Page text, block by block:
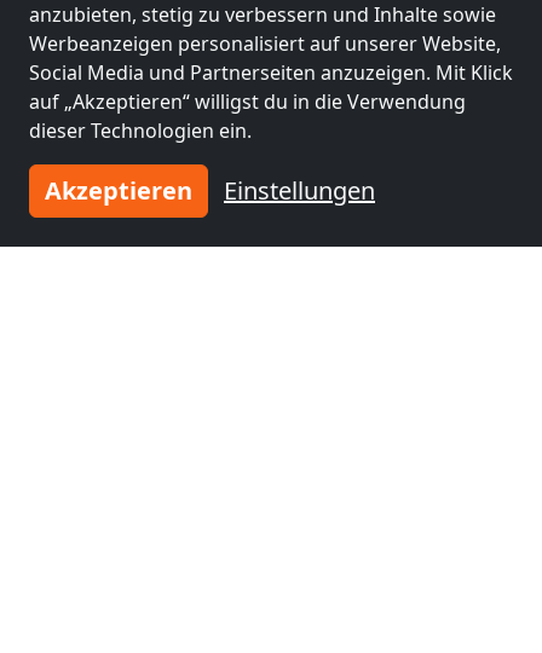
Monteurzimmer
nähe
Praga Południe (17
km)
anzubieten, stetig zu verbessern und Inhalte sowie
Werbeanzeigen personalisiert auf unserer Website,
Social Media und Partnerseiten anzuzeigen. Mit Klick
auf „Akzeptieren“ willigst du in die Verwendung
dieser Technologien ein.
Akzeptieren Einstellungen